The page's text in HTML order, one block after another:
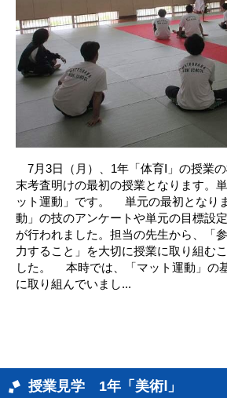
7月3日（月）、1年「体育Ⅰ」の授業
末考査明けの最初の授業となります。
ット運動」です。 単元の最初となり
動」の技のアンケートや単元の目標設
が行われました。担当の先生から、「
力すること」を大切に授業に取り組む
した。 本時では、「マット運動」の
に取り組んでいまし...
授業見学 1年「美術Ⅰ」